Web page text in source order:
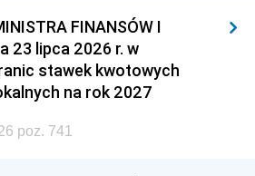
FINANSÓW I
23 lipca 2026 r. w
stawek kwotowych
na rok 2027
poz. 741